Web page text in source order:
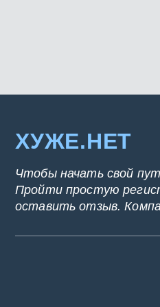
ХУЖЕ.НЕТ
Чтобы начать свой
Пройти простую
оставить отзыв.